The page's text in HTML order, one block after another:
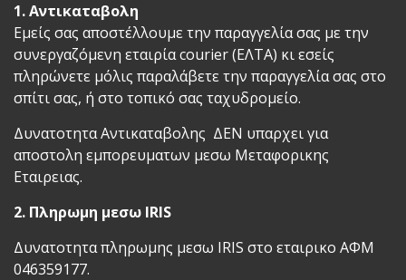
1. Αντικαταβολη
Εμείς σας αποστέλλουμε την παραγγελία σας με την
συνεργαζόμενη εταιρία courier (ΕΛΤΑ) κι εσείς
πληρώνετε μόλις παραλάβετε την παραγγελία σας στο
σπίτι σας, ή στο τοπικό σας ταχυδρομείο.
Δυνατοτητα Αντικαταβολης ΔΕΝ υπαρχει για
αποστολη εμπορευματων μεσω Μεταφορικης
Εταιρειας.
2. Πληρωμη μεσω IRIS
Δυνατοτητα πληρωμης μεσω IRIS στο εταιρικο ΑΦΜ
046359177.